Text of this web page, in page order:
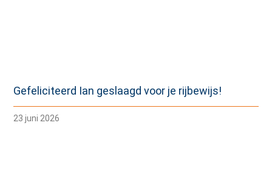
Gefeliciteerd Ian geslaagd voor je rijbewijs!
23 juni 2026